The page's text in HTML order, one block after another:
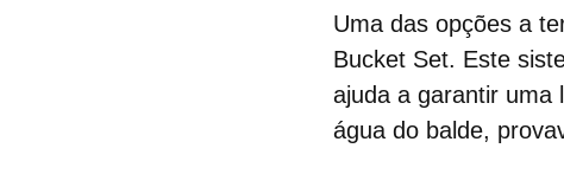
Uma das opções a
Bucket Set. Este
ajuda a garantir uma
água do balde,